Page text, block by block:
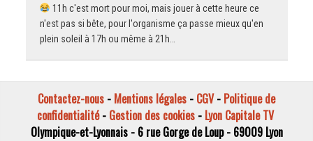
11h c'est mort pour moi, mais jouer à cette heure ce
n'est pas si bête, pour l'organisme ça passe mieux qu'en
plein soleil à 17h ou même à 21h…
Contactez-nous - Mentions légales - CGV- Politique de
confidentialité- Gestion des cookies- Lyon Capitale TV
Olympique-et-Lyonnais - 6 rue Gorge de Loup - 69009 Lyon